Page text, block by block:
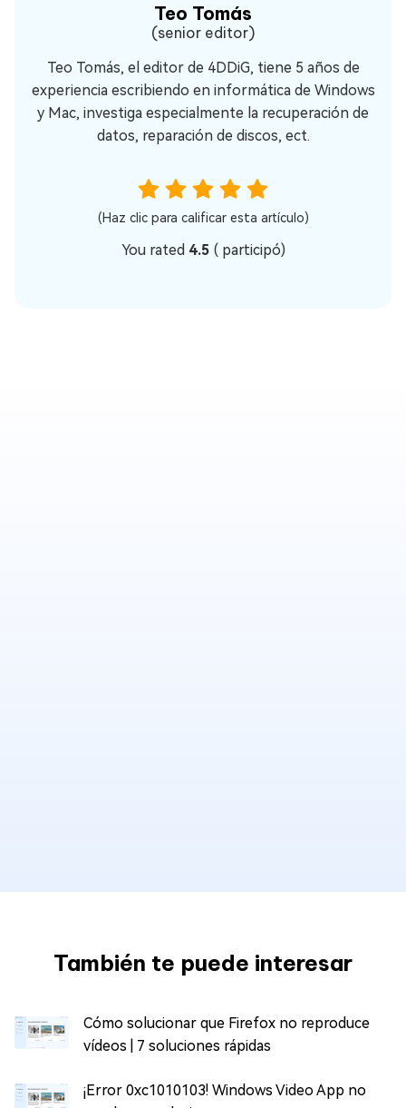
Teo Tomás
(senior editor)
Teo Tomás, el editor de 4DDiG, tiene 5 años de
experiencia escribiendo en informática de Windows
y Mac, investiga especialmente la recuperación de
datos, reparación de discos, ect.
(Haz clic para calificar esta artículo)
You rated 4.5 (participó)
También te puede interesar
Cómo solucionar que Firefox no reproduce
vídeos | 7 soluciones rápidas
¡Error 0xc1010103! Windows Video App no